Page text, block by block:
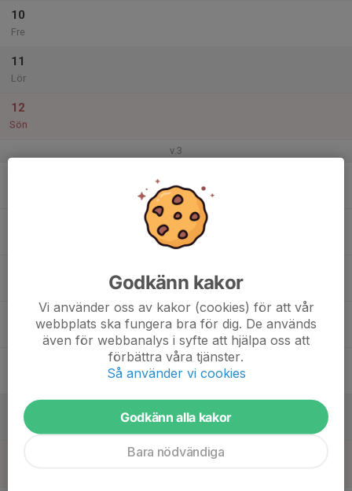
10
Fre
11
Lör
12
Sön
v.3
18
Lör
Godkänn kakor
Vi använder oss av kakor (cookies) för att vår
webbplats ska fungera bra för dig. De används
även för webbanalys i syfte att hjälpa oss att
förbättra våra tjänster.
Så använder vi cookies
Godkänn alla kakor
Bara nödvändiga